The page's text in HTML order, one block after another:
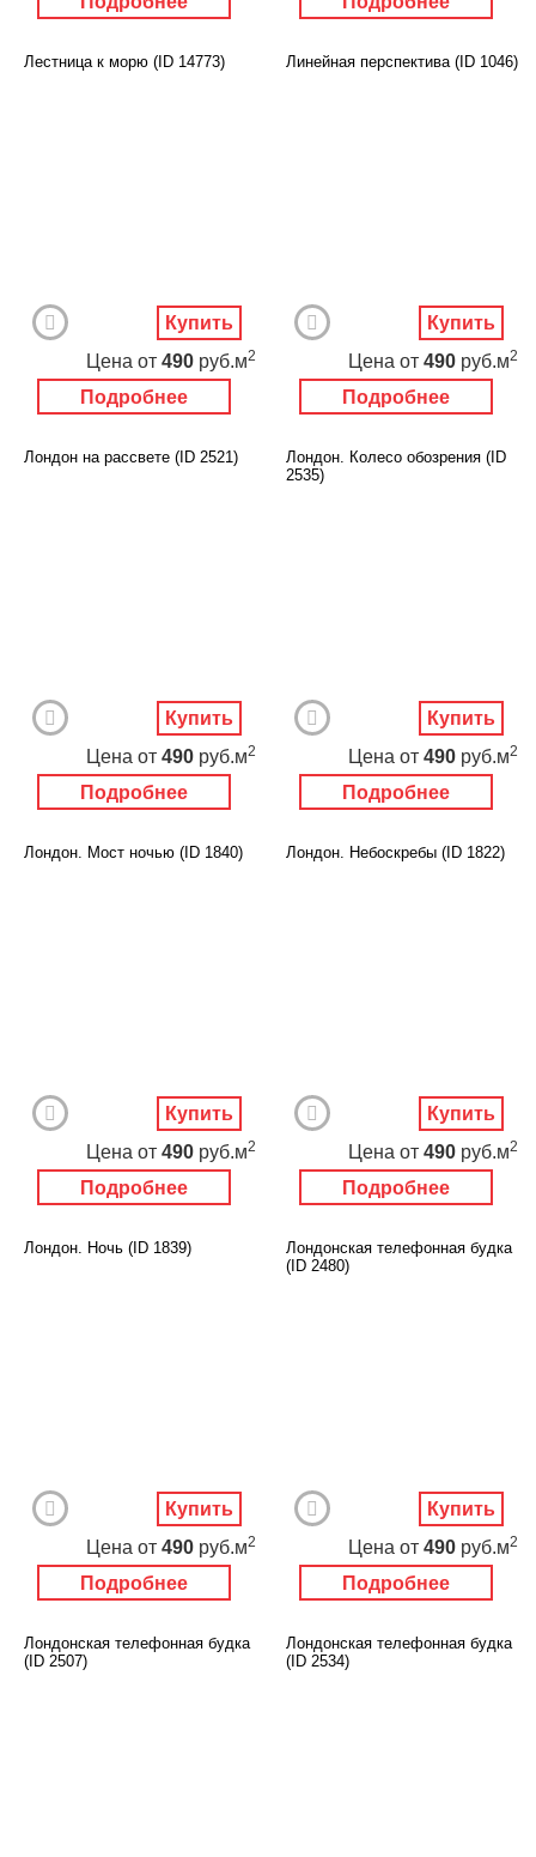
Лестница к морю (ID 14773)
Подробнее
Цена от 490 руб.м2
Купить
Линейная перспектива (ID 1046)
Подробнее
Цена от 490 руб.м2
Купить
Лондон на рассвете (ID 2521)
Подробнее
Цена от 490 руб.м2
Купить
Лондон. Колесо обозрения (ID
2535)
Подробнее
Цена от 490 руб.м2
Купить
Лондон. Мост ночью (ID 1840)
Подробнее
Цена от 490 руб.м2
Купить
Лондон. Небоскребы (ID 1822)
Подробнее
Цена от 490 руб.м2
Купить
Лондон. Ночь (ID 1839)
Подробнее
Цена от 490 руб.м2
Купить
Лондонская телефонная будка
(ID 2480)
Подробнее
Цена от 490 руб.м2
Купить
Лондонская телефонная будка
(ID 2507)
Лондонская телефонная будка
(ID 2534)